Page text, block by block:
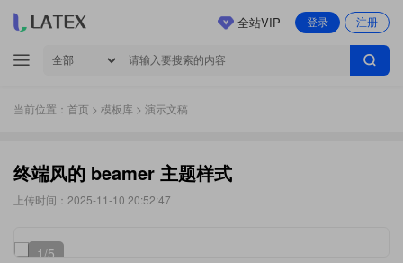
登录 注册
全站VIP
当前位置： 首页 > 模板库 > 演示文稿
终端风的 beamer 主题样式
上传时间：2025-11-10 20:52:47
1/5